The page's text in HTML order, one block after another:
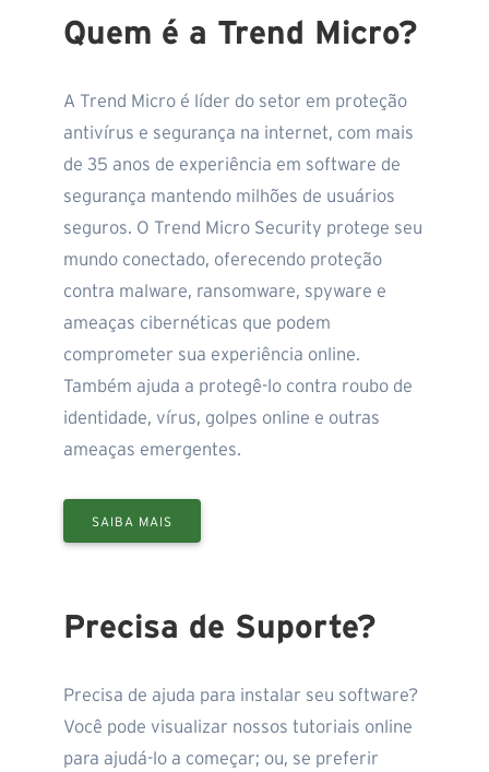
Quem é a Trend Micro?
A Trend Micro é líder do setor em proteção
antivírus e segurança na internet, com mais
de 35 anos de experiência em software de
segurança mantendo milhões de usuários
seguros. O Trend Micro Security protege seu
mundo conectado, oferecendo proteção
contra malware, ransomware, spyware e
ameaças cibernéticas que podem
comprometer sua experiência online.
Também ajuda a protegê-lo contra roubo de
identidade, vírus, golpes online e outras
ameaças emergentes.
SAIBA MAIS
Precisa de Suporte?
Precisa de ajuda para instalar seu software?
Você pode visualizar nossos tutoriais online
para ajudá-lo a começar; ou, se preferir